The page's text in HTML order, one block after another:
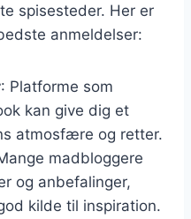
spisesteder. Her er
anmeldelser:
: Platforme som
kan give dig et
atmosfære og retter.
madbloggere
og anbefalinger,
kilde til inspiration.